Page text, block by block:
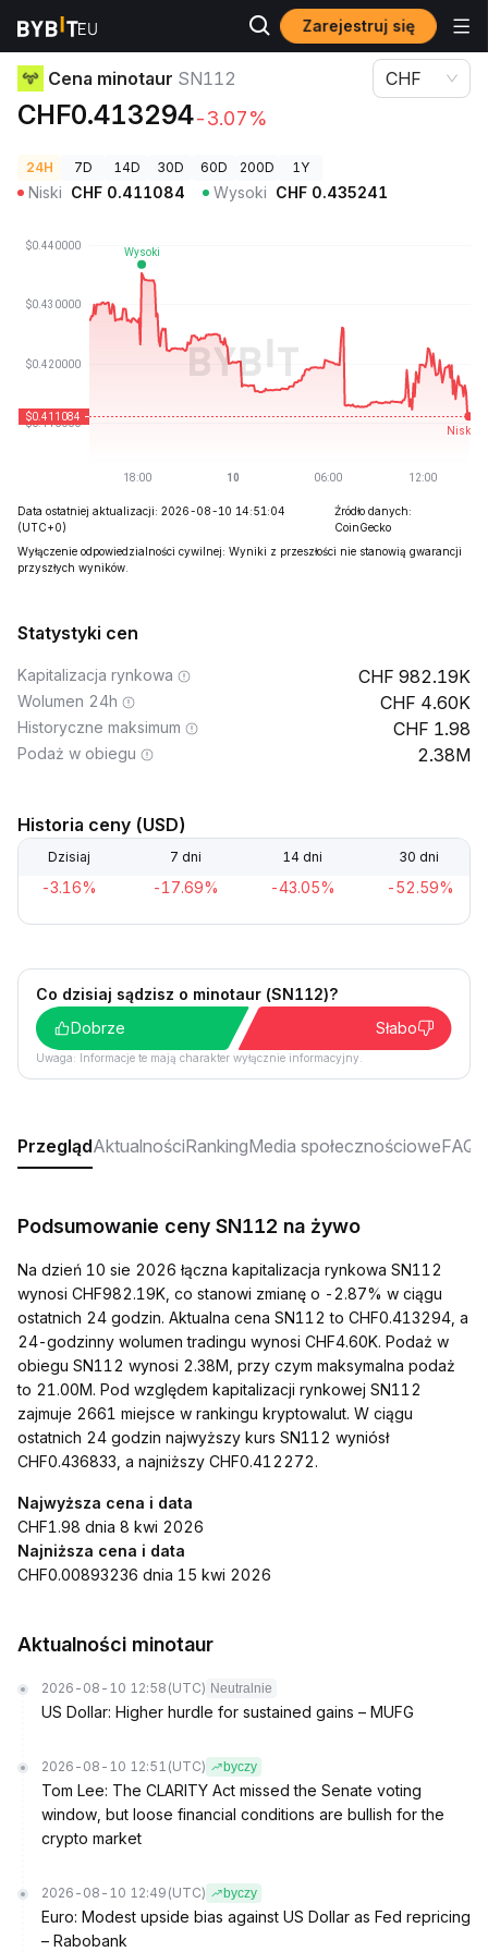
Zarejestruj się
Ceny kryptowalut Cena minotaur SN112
Cena minotaur SN112
CHF0.413294-3.07%
CHF
24H 7D 14D 30D 60D 200D 1Y
Niski CHF 0.411084 Wysoki CHF 0.435241
Data ostatniej aktualizacji: 2026-08-10 14:51:04
(UTC+0)
Źródło danych:
CoinGecko
Wyłączenie odpowiedzialności cywilnej: Wyniki z przeszłości nie stanowią gwarancji
przyszłych wyników.
Statystyki cen
Kapitalizacja rynkowa 982.19K
Wolumen 24h 4.60K
Historyczne maksimum 1.98
Podaż w obiegu 2.38M
Historia ceny (USD)
Dzisiaj 7 dni 14 dni 30 dni
-3.16% -17.69% -43.05% -52.59%
Co dzisiaj sądzisz o minotaur (SN112)?
Dobrze
Słabo
Uwaga: Informacje te mają charakter wyłącznie informacyjny.
PrzeglądAktualnościRankingMedia społecznościoweFAQ
Podsumowanie ceny SN112 na żywo
Na dzień 10 sie 2026 łączna kapitalizacja rynkowa SN112
wynosi CHF982.19K, co stanowi zmianę o -2.87% w ciągu
ostatnich 24 godzin. Aktualna cena SN112 to CHF0.413294, a
24-godzinny wolumen tradingu wynosi CHF4.60K. Podaż w
obiegu SN112 wynosi 2.38M, przy czym maksymalna podaż
to 21.00M. Pod względem kapitalizacji rynkowej SN112
zajmuje 2661 miejsce w rankingu kryptowalut. W ciągu
ostatnich 24 godzin najwyższy kurs SN112 wyniósł
CHF0.436833, a najniższy CHF0.412272.
Najwyższa cena i data
CHF1.98 dnia 8 kwi 2026
Najniższa cena i data
CHF0.00893236 dnia 15 kwi 2026
Aktualności minotaur
2026-08-10 12:58 (UTC) Neutralnie
US Dollar: Higher hurdle for sustained gains – MUFG
2026-08-10 12:51 (UTC) byczy
Tom Lee: The CLARITY Act missed the Senate voting
window, but loose financial conditions are bullish for the
crypto market
2026-08-10 12:49 (UTC) byczy
Euro: Modest upside bias against US Dollar as Fed repricing
– Rabobank